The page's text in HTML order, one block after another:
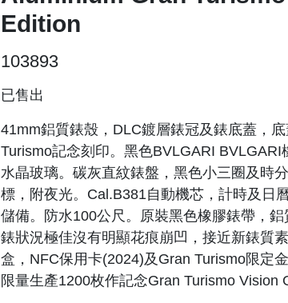
Edition
103893
已售出
41mm鋁質錶殼，DLC鍍層錶冠及錶底蓋，
Turismo記念刻印。黑色BVLGARI BVLGARI
水晶玻璃。碳灰直紋錶盤，黑色小三圈及時
標，附夜光。Cal.B381自動機芯，計時及日
儲備。防水100公尺。原裝黑色橡膠錶帶，
錶狀況極佳沒有明顯花痕崩凹，接近新錶質
盒，NFC保用卡(2024)及Gran Turismo限定
限量生產1200枚作記念Gran Turismo Vision